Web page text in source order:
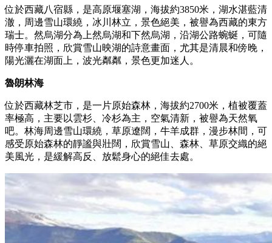
位於西藏八宿縣，是高原堰塞湖，海拔約3850米，湖水湛藍清
澈，周邊雪山環繞，冰川林立，景色絕美，被譽為西藏的東方
瑞士。然烏湖分為上然烏湖和下然烏湖，沿湖公路蜿蜒，可隨
時停車拍照，欣賞雪山映湖的詩意畫面，尤其是清晨和傍晚，
陽光灑在湖面上，波光粼粼，景色更加迷人。
魯朗林海
位於西藏林芝市，是一片原始森林，海拔約2700米，植被覆蓋
率極高，主要以雲杉、冷杉為主，空氣清新，被譽為天然氧
吧。林海周邊雪山環繞，草原遼闊，牛羊成群，漫步林間，可
感受原始森林的靜謐與壯闊，欣賞雪山、森林、草原交織的絕
美風光，是緩解高反、放鬆身心的絕佳去處。